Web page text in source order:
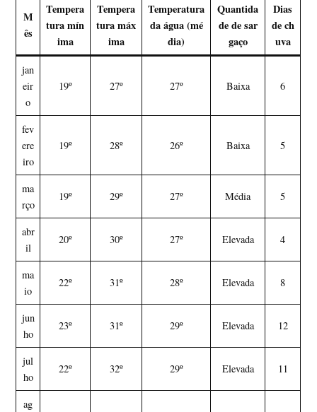
M
ês
Tempera
tura mín
ima
Tempera
tura máx
ima
Temperatura
da água (mé
dia)
Quantida
de de sar
gaço
Dias
de ch
uva
jan
eir
o
19º 27º 27º Baixa 6
fev
ere
iro
19º 28º 26º Baixa 5
ma
rço
19º 29º 27º Média 5
abr
il
20º 30º 27º Elevada 4
ma
io
22º 31º 28º Elevada 8
jun
ho
23º 31º 29º Elevada 12
jul
ho
22º 32º 29º Elevada 11
ag